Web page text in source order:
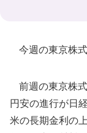
今週の東京株
前週の東京株
円安の進行が日
米の長期金利の